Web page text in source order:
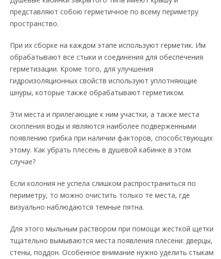
представляют собою герметичное по всему периметру
пространство.
При их сборке на каждом этапе используют герметик. Им
обрабатывают все стыки и соединения для обеспечения
герметизации. Кроме того, для улучшения
гидроизоляционных свойств используют уплотняющие
шнуры, которые также обрабатывают герметиком.
Эти места и прилегающие к ним участки, а также места
скопления воды и являются наиболее подверженными
появлению грибка при наличии факторов, способствующих
этому. Как убрать плесень в душевой кабинке в этом
случае?
Если колония не успела слишком распространиться по
периметру, то можно очистить только те места, где
визуально наблюдаются темные пятна.
Для этого мыльным раствором при помощи жесткой щетки
тщательно вымываются места появления плесени: дверцы,
стены, поддон. Особенное внимание нужно уделить стыкам